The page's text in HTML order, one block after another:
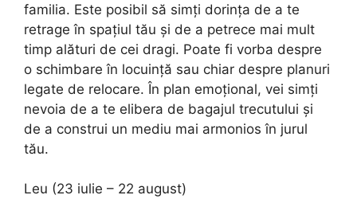
familia. Este posibil să simți dorința de a te
retrage în spațiul tău și de a petrece mai mult
timp alături de cei dragi. Poate fi vorba despre
o schimbare în locuință sau chiar despre planuri
legate de relocare. În plan emoțional, vei simți
nevoia de a te elibera de bagajul trecutului și
de a construi un mediu mai armonios în jurul
tău.
Leu (23 iulie – 22 august)